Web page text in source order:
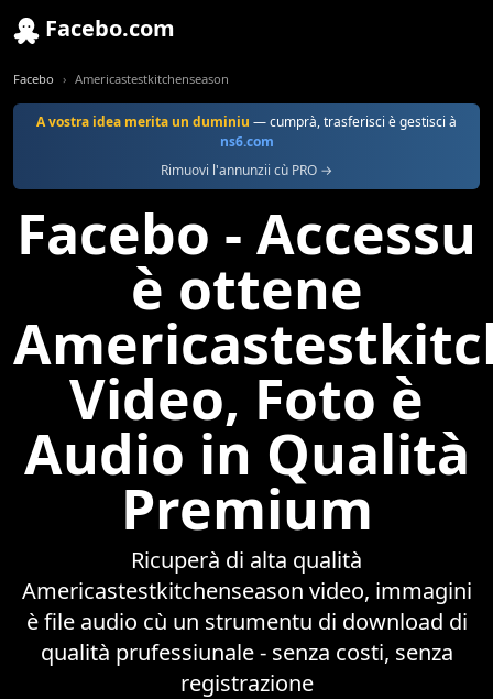
Facebo.com
Facebo Americastestkitchenseason
A vostra idea merita un duminiu — cumprà, trasferisci è gestisci à
ns6.com
Rimuovi l'annunzii cù PRO →
Facebo - Accessu
è ottene
Video, Foto è
Audio in Qualità
Premium
Ricuperà di alta qualità
Americastestkitchenseason video, immagini
è file audio cù un strumentu di download di
qualità prufessiunale - senza costi, senza
registrazione